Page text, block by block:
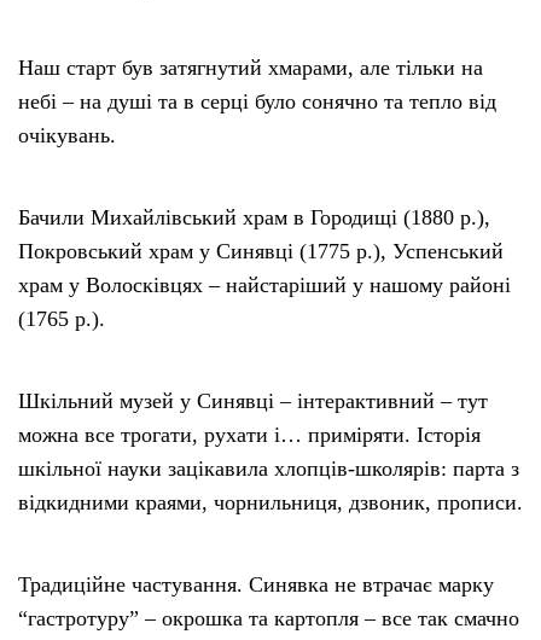
Наш старт був затягнутий хмарами, але тільки на
небі – на душі та в серці було сонячно та тепло від
очікувань.
Бачили Михайлівський храм в Городищі (1880 р.),
Покровський храм у Синявці (1775 р.), Успенський
храм у Волосківцях – найстаріший у нашому районі
(1765 р.).
Шкільний музей у Синявці – інтерактивний – тут
можна все трогати, рухати і… приміряти. Історія
шкільної науки зацікавила хлопців-школярів: парта з
відкидними краями, чорнильниця, дзвоник, прописи.
Традиційне частування. Синявка не втрачає марку
“гастротуру” – окрошка та картопля – все так смачно